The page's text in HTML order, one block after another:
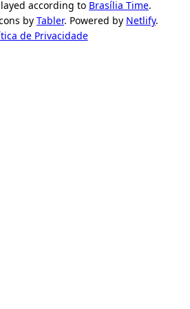
according to Brasília Time.
by Tabler. Powered by Netlify.
de Privacidade